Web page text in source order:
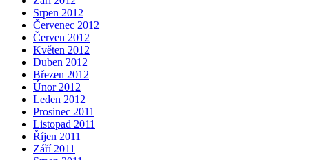
Srpen 2012
Červenec 2012
Červen 2012
Květen 2012
Duben 2012
Březen 2012
Únor 2012
Leden 2012
Prosinec 2011
Listopad 2011
Říjen 2011
Září 2011